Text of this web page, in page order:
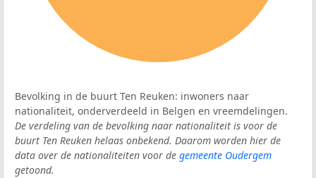
Bevolking in de buurt Ten Reuken: inwoners naar
nationaliteit, onderverdeeld in Belgen en vreemdelingen.
De verdeling van de bevolking naar nationaliteit is voor de
buurt Ten Reuken helaas onbekend. Daarom worden hier de
data over de nationaliteiten voor de gemeente Oudergem
getoond.